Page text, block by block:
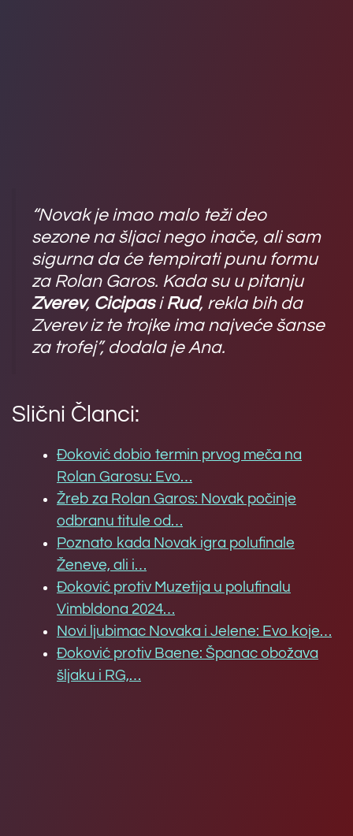
“Novak je imao malo teži deo
sezone na šljaci nego inače, ali sam
sigurna da će tempirati punu formu
za Rolan Garos. Kada su u pitanju
Zverev, CicipasiRud, rekla bih da
Zverev iz te trojke ima najveće šanse
za trofej”, dodala je Ana.
Slični Članci:
Đoković dobio termin prvog meča na
Rolan Garosu: Evo…
Žreb za Rolan Garos: Novak počinje
odbranu titule od…
Poznato kada Novak igra polufinale
Ženeve, ali i…
Đoković protiv Muzetija u polufinalu
Vimbldona 2024…
Novi ljubimac Novaka i Jelene: Evo koje…
Đoković protiv Baene: Španac obožava
šljaku i RG,…